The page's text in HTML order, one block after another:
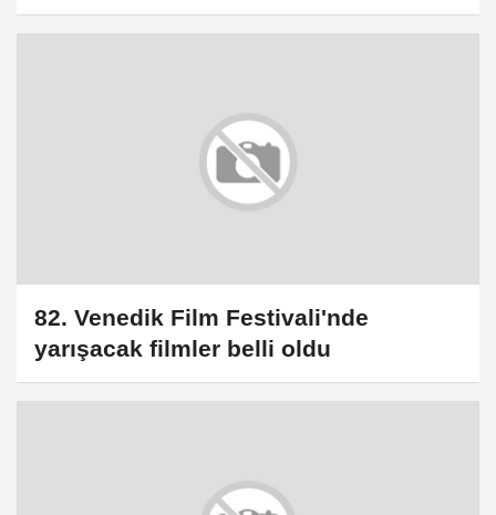
82. Venedik Film Festivali'nde
yarışacak filmler belli oldu